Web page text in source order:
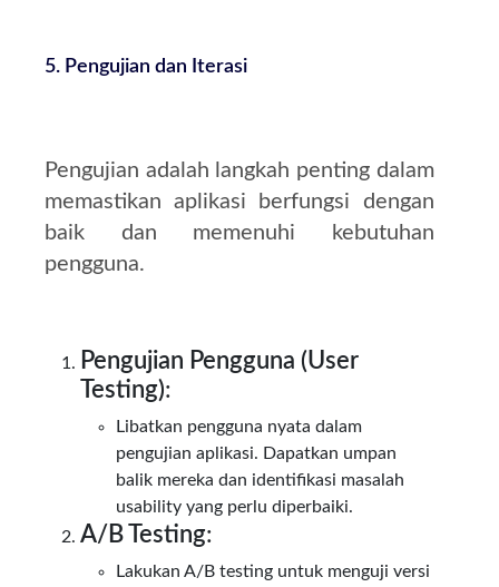
5. Pengujian dan Iterasi
Pengujian adalah langkah penting dalam
memastikan aplikasi berfungsi dengan
baik dan memenuhi kebutuhan
pengguna.
Pengujian Pengguna (User
Testing):
Libatkan pengguna nyata dalam
pengujian aplikasi. Dapatkan umpan
balik mereka dan identifikasi masalah
usability yang perlu diperbaiki.
A/B Testing:
Lakukan A/B testing untuk menguji versi